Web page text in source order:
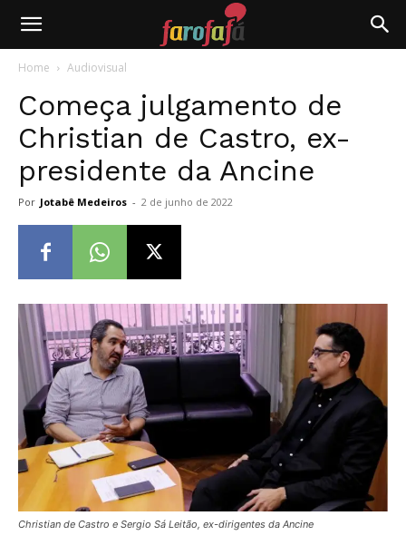
Farofafá
Home Audiovisual
Começa julgamento de
Christian de Castro, ex-
presidente da Ancine
Por Jotabê Medeiros - 2 de junho de 2022
Christian de Castro e Sergio Sá Leitão, ex-dirigentes da Ancine